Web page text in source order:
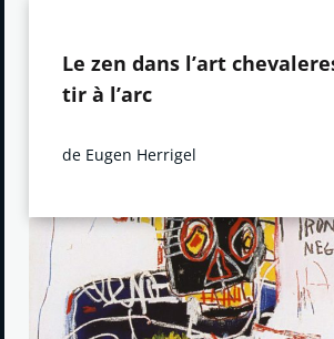
Le zen dans l’art
tir à l’arc
de Eugen Herrigel